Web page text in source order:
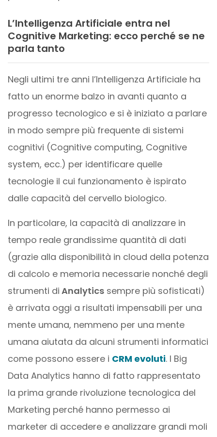
L’Intelligenza Artificiale entra nel
Cognitive Marketing: ecco perché se ne
parla tanto
Negli ultimi tre anni l’Intelligenza Artificiale ha
fatto un enorme balzo in avanti quanto a
progresso tecnologico e si è iniziato a parlare
in modo sempre più frequente di sistemi
cognitivi (Cognitive computing, Cognitive
system, ecc.) per identificare quelle
tecnologie il cui funzionamento è ispirato
dalle capacità del cervello biologico.
In particolare, la capacità di analizzare in
tempo reale grandissime quantità di dati
(grazie alla disponibilità in cloud della potenza
di calcolo e memoria necessarie nonché degli
strumenti di Analyticssempre più sofisticati)
è arrivata oggi a risultati impensabili per una
mente umana, nemmeno per una mente
umana aiutata da alcuni strumenti informatici
come possono essere i CRM evoluti. I Big
Data Analytics hanno di fatto rappresentato
la prima grande rivoluzione tecnologica del
Marketing perché hanno permesso ai
marketer di accedere e analizzare grandi moli